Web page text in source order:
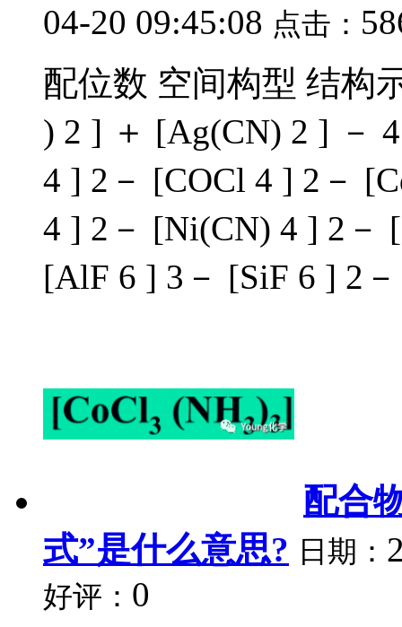
04-20 09:45:08 点击：
配位数 空间构型 结构
) 2 ] ＋ [Ag(CN) 2 ] －
4 ] 2－ [COCl 4 ] 2－
4 ] 2－ [Ni(CN) 4 ] 2－
[AlF 6 ] 3－ [SiF 6 ] 2
配合
式”是什么意思? 日期：
好评： 0